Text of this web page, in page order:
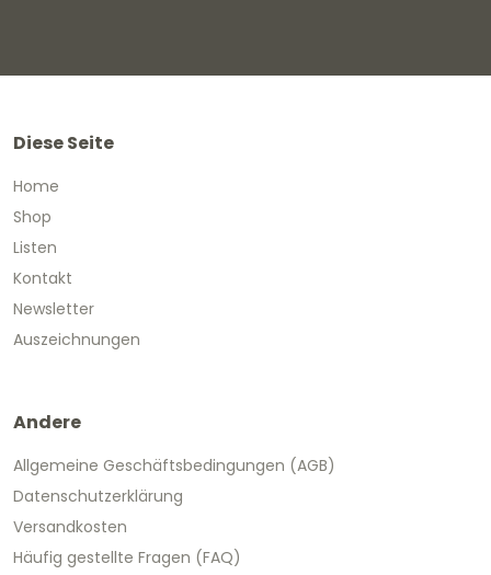
Diese Seite
Home
Shop
Listen
Kontakt
Newsletter
Auszeichnungen
Andere
Allgemeine Geschäftsbedingungen (AGB)
Datenschutzerklärung
Versandkosten
Häufig gestellte Fragen (FAQ)